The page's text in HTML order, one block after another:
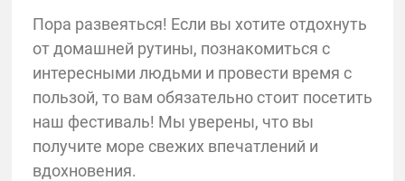
Пора развеяться! Если вы хотите отдохнуть
от домашней рутины, познакомиться с
интересными людьми и провести время с
пользой, то вам обязательно стоит посетить
наш фестиваль! Мы уверены, что вы
получите море свежих впечатлений и
вдохновения.